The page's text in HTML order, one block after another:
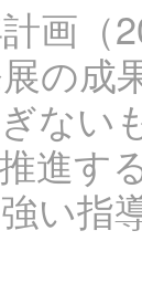
画（
の成
ない
進す
い指